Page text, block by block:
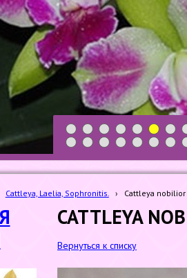
1 2 3 4 5 6 7
8
19 20 21 22 23 24 25
Cattleya, Laelia, Sophronitis. › Cattleya
CATTLEYA
Вернуться к списку